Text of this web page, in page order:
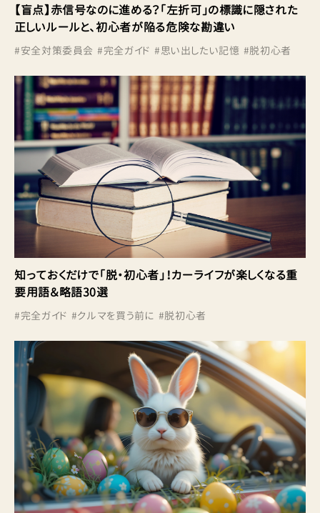
【盲点】赤信号なのに進める？「左折可」の標識に隠された
正しいルールと、初心者が陥る危険な勘違い
#安全対策委員会 #完全ガイド #思い出したい記憶 #脱初心者
知っておくだけで「脱・初心者」！カーライフが楽しくなる重
要用語＆略語30選
#完全ガイド #クルマを買う前に #脱初心者